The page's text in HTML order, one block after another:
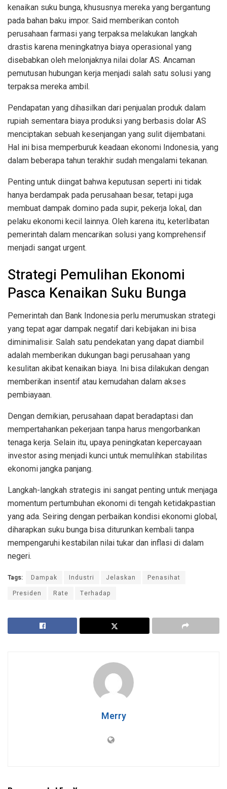
kenaikan suku bunga, khususnya mereka yang bergantung
pada bahan baku impor. Said memberikan contoh
perusahaan farmasi yang terpaksa melakukan langkah
drastis karena meningkatnya biaya operasional yang
disebabkan oleh melonjaknya nilai dolar AS. Ancaman
pemutusan hubungan kerja menjadi salah satu solusi yang
terpaksa mereka ambil.
Pendapatan yang dihasilkan dari penjualan produk dalam
rupiah sementara biaya produksi yang berbasis dolar AS
menciptakan sebuah kesenjangan yang sulit dijembatani.
Hal ini bisa memperburuk keadaan ekonomi Indonesia, yang
dalam beberapa tahun terakhir sudah mengalami tekanan.
Penting untuk diingat bahwa keputusan seperti ini tidak
hanya berdampak pada perusahaan besar, tetapi juga
membuat dampak domino pada supir, pekerja lokal, dan
pelaku ekonomi kecil lainnya. Oleh karena itu, keterlibatan
pemerintah dalam mencarikan solusi yang komprehensif
menjadi sangat urgent.
Strategi Pemulihan Ekonomi
Pasca Kenaikan Suku Bunga
Pemerintah dan Bank Indonesia perlu merumuskan strategi
yang tepat agar dampak negatif dari kebijakan ini bisa
diminimalisir. Salah satu pendekatan yang dapat diambil
adalah memberikan dukungan bagi perusahaan yang
kesulitan akibat kenaikan biaya. Ini bisa dilakukan dengan
memberikan insentif atau kemudahan dalam akses
pembiayaan.
Dengan demikian, perusahaan dapat beradaptasi dan
mempertahankan pekerjaan tanpa harus mengorbankan
tenaga kerja. Selain itu, upaya peningkatan kepercayaan
investor asing menjadi kunci untuk memulihkan stabilitas
ekonomi jangka panjang.
Langkah-langkah strategis ini sangat penting untuk menjaga
momentum pertumbuhan ekonomi di tengah ketidakpastian
yang ada. Seiring dengan perbaikan kondisi ekonomi global,
diharapkan suku bunga bisa diturunkan kembali tanpa
mempengaruhi kestabilan nilai tukar dan inflasi di dalam
negeri.
Tags: Dampak Industri Jelaskan
Penasihat
Presiden
Rate Terhadap
Merry